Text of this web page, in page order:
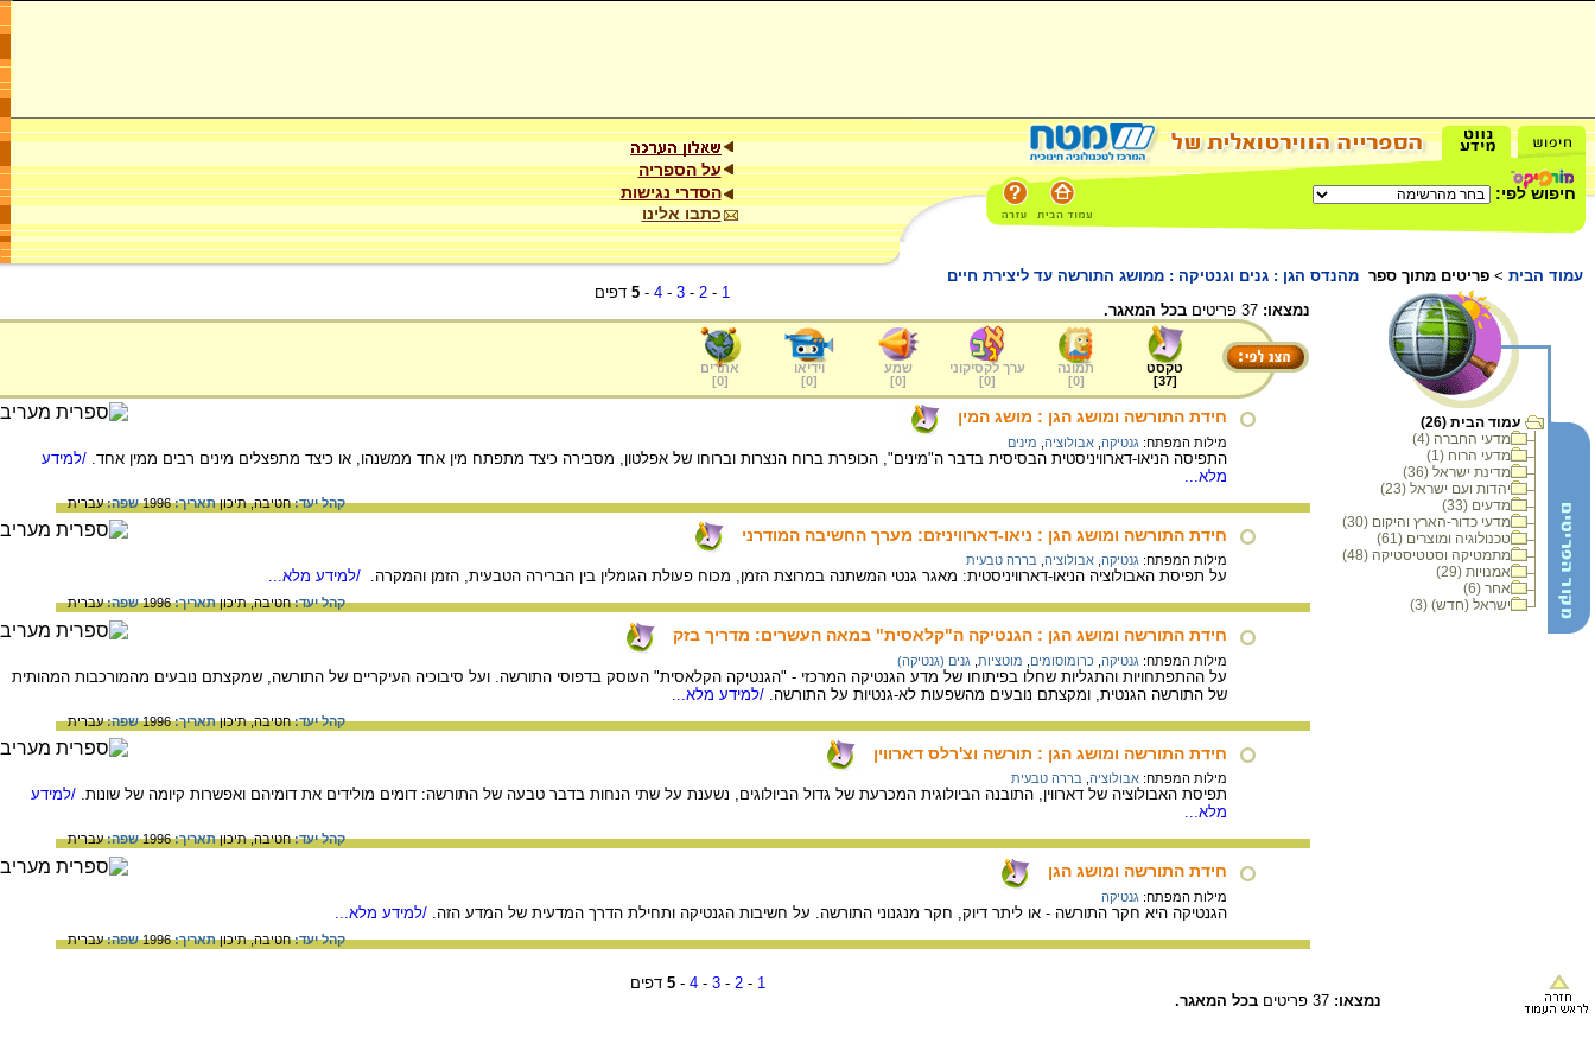
חיפוש לפי:
על הספריה
הסדרי נגישות
כתבו אלינו
עמוד הבית > פריטים מתוך ספר מהנדס הגן : גנים וגנטיקה : ממושג התורשה עד ליצירת חיים
עמוד הבית (26)
מדעי החברה (4)
מדעי הרוח (1)
מדינת ישראל (36)
יהדות ועם ישראל (23)
מדעים (33)
מדעי כדור-הארץ והיקום (30)
טכנולוגיה ומוצרים (61)
מתמטיקה וסטטיסטיקה (48)
אמנויות (29)
אחר (6)
ישראל (חדש) (3)
1
-
2
-
3
-
4
-
5 דפים
נמצאו:
בכל המאגר.
טקסט
[
37
]
תמונה
[
0
]
ערך לקסיקוני
[
0
]
שמע
[
0
]
וידיאו
[
0
]
אתרים
[
0
]
חידת התורשה ומושג הגן : מושג המין
מילות המפתח: גנטיקה אבולוציה מינים
התפיסה הניאו-דארוויניסטית הבסיסית בדבר ה"מינים", הכופרת ברוח הנצרות וברוחו של אפלטון, מסבירה כיצד מתפתח מין אחד ממשנהו, או כיצד מתפצלים מינים רבים ממין אחד. /למידע
מלא...
קהל יעד:חטיבה,תיכוןתאריך:1996 שפה:עברית
חידת התורשה ומושג הגן : ניאו-דארוויניזם: מערך החשיבה המודרני
מילות המפתח: גנטיקה אבולוציה בררה טבעית
על תפיסת האבולוציה הניאו-דארוויניסטית: מאגר גנטי המשתנה במרוצת הזמן, מכוח פעולת הגומלין בין הברירה הטבעית, הזמן והמקרה. /למידע מלא...
קהל יעד:חטיבה,תיכוןתאריך:1996 שפה:עברית
חידת התורשה ומושג הגן : הגנטיקה ה"קלאסית" במאה העשרים: מדריך בזק
מילות המפתח: גנטיקה כרומוסומים מוטציות גנים (גנטיקה)
על ההתפתחויות והתגליות שחלו בפיתוחו של מדע הגנטיקה המרכזי - "הגנטיקה הקלאסית" העוסק בדפוסי התורשה. ועל סיבוכיה העיקריים של התורשה, שמקצתם נובעים מהמורכבות המהותית
של התורשה הגנטית, ומקצתם נובעים מהשפעות לא-גנטיות על התורשה. /למידע מלא...
קהל יעד:חטיבה,תיכוןתאריך:1996 שפה:עברית
חידת התורשה ומושג הגן : תורשה וצ'רלס דארווין
מילות המפתח: אבולוציה בררה טבעית
תפיסת האבולוציה של דארווין, התובנה הביולוגית המכרעת של גדול הביולוגים, נשענת על שתי הנחות בדבר טבעה של התורשה: דומים מולידים את דומיהם ואפשרות קיומה של שונות. /למידע
מלא...
קהל יעד:חטיבה,תיכוןתאריך:1996 שפה:עברית
חידת התורשה ומושג הגן
מילות המפתח: גנטיקה
הגנטיקה היא חקר התורשה - או ליתר דיוק, חקר מנגנוני התורשה. על חשיבות הגנטיקה ותחילת הדרך המדעית של המדע הזה. /למידע מלא...
קהל יעד:חטיבה,תיכוןתאריך:1996 שפה:עברית
1
-
2
-
3
-
4
-
5 דפים
נמצאו:
בכל המאגר.